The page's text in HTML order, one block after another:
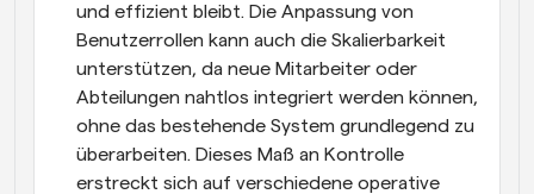
und effizient bleibt. Die Anpassung von
Benutzerrollen kann auch die Skalierbarkeit
unterstützen, da neue Mitarbeiter oder
Abteilungen nahtlos integriert werden können,
ohne das bestehende System grundlegend zu
überarbeiten. Dieses Maß an Kontrolle
erstreckt sich auf verschiedene operative